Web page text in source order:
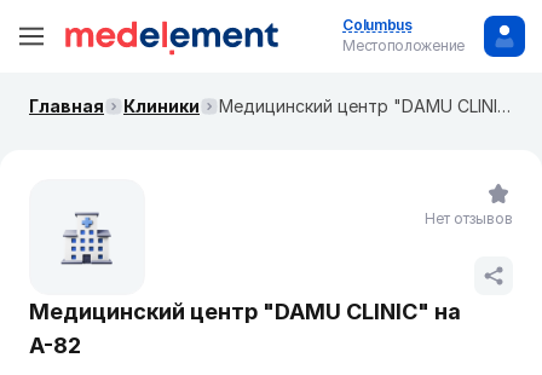
Columbus
Местоположение
Главная Клиники Медицинский центр "DAMU CLINIC" на А-82
Медицинский центр "DAMU CLINIC" на
А-82
Нет отзывов